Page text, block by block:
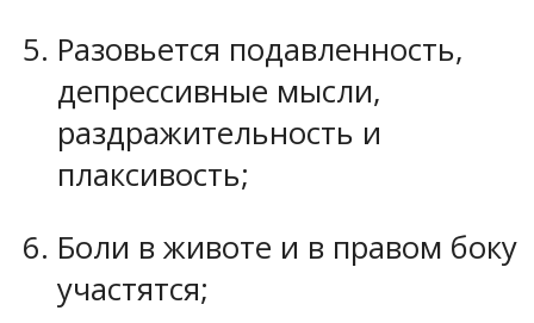
Разовьется подавленность,
депрессивные мысли,
раздражительность и
плаксивость;
Боли в животе и в правом боку
участятся;